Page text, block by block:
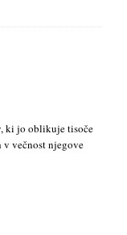
ki jo oblikuje tisoče
večnost njegove